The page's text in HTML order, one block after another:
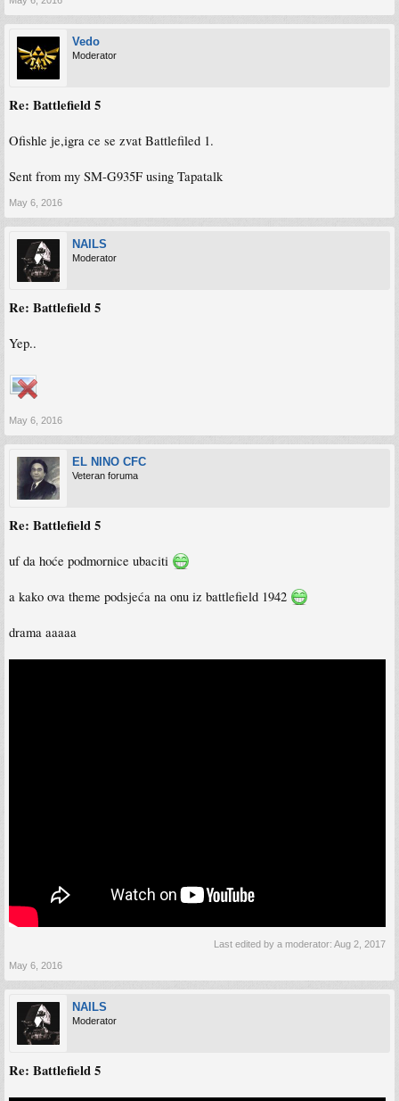
Vedo
Moderator
Re: Battlefield 5
Ofishle je,igra ce se zvat Battlefiled 1.
Sent from my SM-G935F using Tapatalk
May 6, 2016
NAILS
Moderator
Re: Battlefield 5
Yep..
May 6, 2016
EL NINO CFC
Veteran foruma
Re: Battlefield 5
uf da hoće podmornice ubaciti
a kako ova theme podsjeća na onu iz battlefield 1942
drama aaaaa
Last edited by a moderator: Aug 2, 2017
May 6, 2016
NAILS
Moderator
Re: Battlefield 5